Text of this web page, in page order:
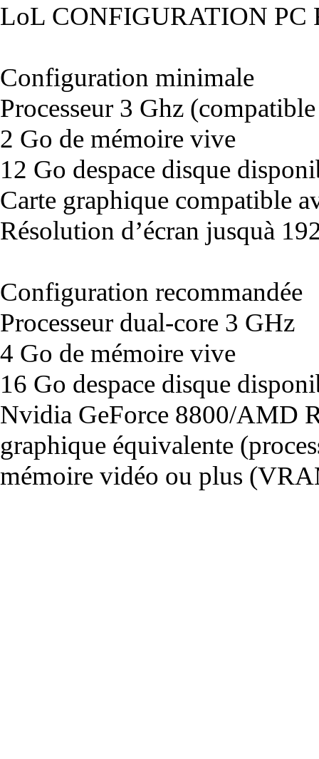
LoL CONFIGURATION PC
Configuration minimale
Processeur 3 Ghz
2 Go de mémoire vive
12 Go despace disque
Carte graphique compatible
Résolution d’écran jusquà
Configuration recommandée
Processeur dual-core 3 GHz
4 Go de mémoire vive
16 Go despace disque
Nvidia GeForce 8800/AMD
graphique équivalente
mémoire vidéo ou plus